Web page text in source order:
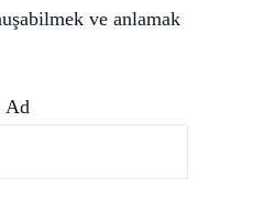
ve anlamak
Ad